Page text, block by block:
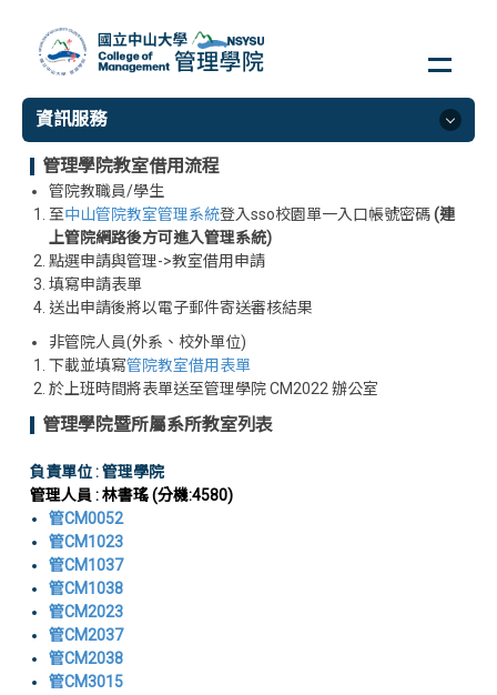
要
資訊服務
資訊服務
管院教室借用
Statista 資料庫
Bloomberg
院庫維護
TEJ-TESG
管理學院教室借用流程
管院教職員/學生
至中山管院教室管理系統登入sso校園單一入口帳號密碼(連
上管院網路後方可進入管理系統)
點選申請與管理->教室借用申請
填寫申請表單
送出申請後將以電子郵件寄送審核結果
非管院人員(外系、校外單位)
下載並填寫管院教室借用表單
於上班時間將表單送至管理學院 CM2022 辦公室
管理學院暨所屬系所教室列表
負責單位 : 管理學院
管理人員 :林書瑤(分機:4580)
管CM0052
管CM1023
管CM1037
管CM1038
管CM2023
管CM2037
管CM2038
管CM3015